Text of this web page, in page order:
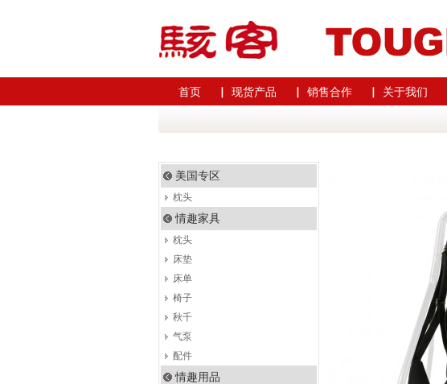
首页 ▏ 现货产品 ▏ 销售合作 ▏ 关于我们
美国专区
枕头
情趣家具
枕头
床垫
床单
椅子
秋千
气泵
配件
情趣用品